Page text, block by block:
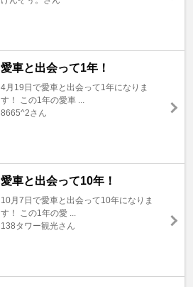
愛車と出会って1年！
4月19日で愛車と出会って1年になりま
す！ この1年の愛車 ...
8665^2さん
愛車と出会って10年！
10月7日で愛車と出会って10年になりま
す！ この1年の愛 ...
138タワー観光さん